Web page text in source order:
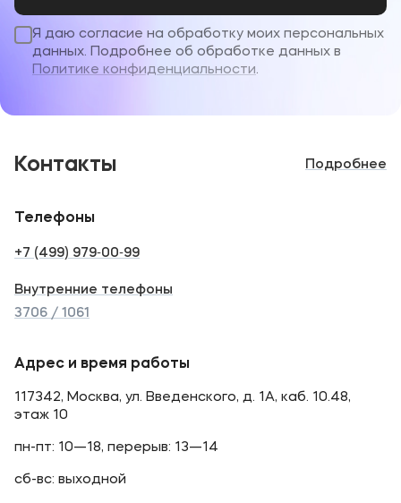
Я даю согласие на обработку моих персональных
данных. Подробнее об обработке данных в
Политике конфиденциальности.
Контакты Подробнее
Телефоны
+7 (499) 979‑00‑99
Внутренние телефоны
3706 / 1061
Адрес и время работы
117342, Москва, ул. Введенского, д. 1А, каб. 10.48,
этаж 10
пн-пт: 10—18, перерыв: 13—14
сб-вс: выходной